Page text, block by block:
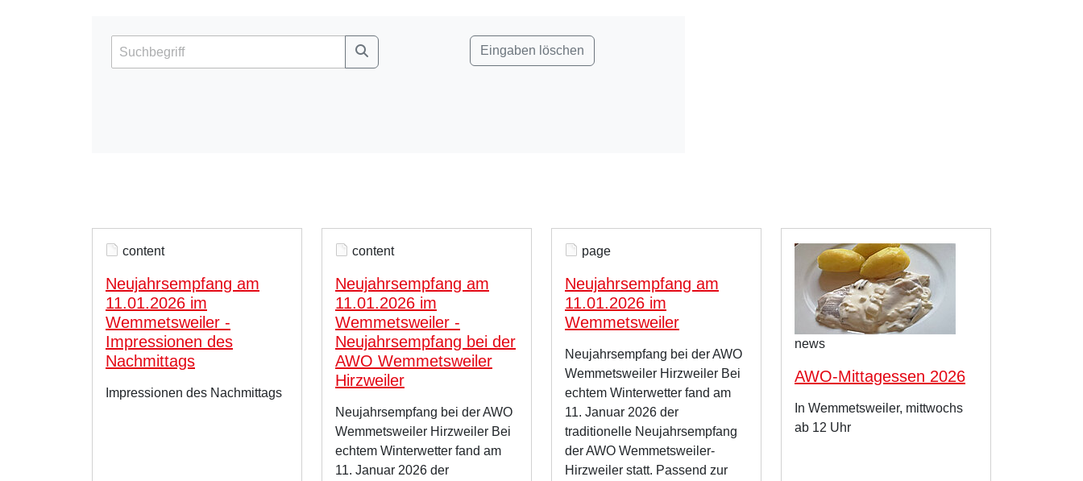
Eingaben löschen
content
Neujahrsempfang am
11.01.2026 im
Wemmetsweiler -
Impressionen des
Nachmittags
Impressionen des Nachmittags
content
Neujahrsempfang am
11.01.2026 im
Wemmetsweiler -
Neujahrsempfang bei der
AWO Wemmetsweiler
Hirzweiler
Neujahrsempfang bei der AWO
Wemmetsweiler Hirzweiler Bei
echtem Winterwetter fand am
11. Januar 2026 der
page
Neujahrsempfang am
11.01.2026 im
Wemmetsweiler
Neujahrsempfang bei der AWO
Wemmetsweiler Hirzweiler Bei
echtem Winterwetter fand am
11. Januar 2026 der
traditionelle Neujahrsempfang
der AWO Wemmetsweiler-
Hirzweiler statt. Passend zur
news
AWO-Mittagessen 2026
In Wemmetsweiler, mittwochs
ab 12 Uhr